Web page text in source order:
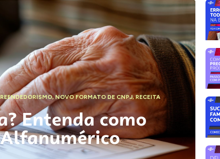
,NOVO FORMATO DE CNPJ,RECEITA
Entenda como